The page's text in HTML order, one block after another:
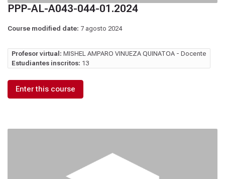
PPP-AL-A043-044-01.2024
Course modified date: 7 agosto 2024
Profesor virtual: MISHEL AMPARO VINUEZA QUINATOA - Docente
Estudiantes inscritos: 13
Enter this course